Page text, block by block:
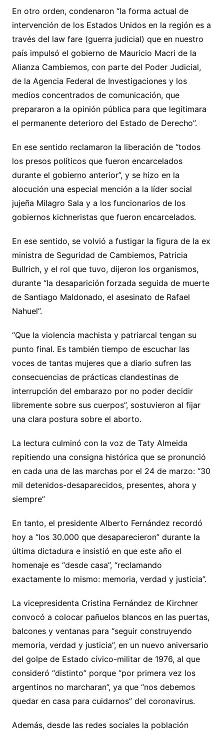
En otro orden, condenaron “la forma actual de
intervención de los Estados Unidos en la región es a
través del law fare (guerra judicial) que en nuestro
país impulsó el gobierno de Mauricio Macri de la
Alianza Cambiemos, con parte del Poder Judicial,
de la Agencia Federal de Investigaciones y los
medios concentrados de comunicación, que
prepararon a la opinión pública para que legitimara
el permanente deterioro del Estado de Derecho”.
En ese sentido reclamaron la liberación de “todos
los presos políticos que fueron encarcelados
durante el gobierno anterior”, y se hizo en la
alocución una especial mención a la líder social
jujeña Milagro Sala y a los funcionarios de los
gobiernos kichneristas que fueron encarcelados.
En ese sentido, se volvió a fustigar la figura de la ex
ministra de Seguridad de Cambiemos, Patricia
Bullrich, y el rol que tuvo, dijeron los organismos,
durante “la desaparición forzada seguida de muerte
de Santiago Maldonado, el asesinato de Rafael
Nahuel”.
“Que la violencia machista y patriarcal tengan su
punto final. Es también tiempo de escuchar las
voces de tantas mujeres que a diario sufren las
consecuencias de prácticas clandestinas de
interrupción del embarazo por no poder decidir
libremente sobre sus cuerpos”, sostuvieron al fijar
una clara postura sobre el aborto.
La lectura culminó con la voz de Taty Almeida
repitiendo una consigna histórica que se pronunció
en cada una de las marchas por el 24 de marzo: “30
mil detenidos-desaparecidos, presentes, ahora y
siempre”
En tanto, el presidente Alberto Fernández recordó
hoy a “los 30.000 que desaparecieron” durante la
última dictadura e insistió en que este año el
homenaje es “desde casa”, “reclamando
exactamente lo mismo: memoria, verdad y justicia”.
La vicepresidenta Cristina Fernández de Kirchner
convocó a colocar pañuelos blancos en las puertas,
balcones y ventanas para “seguir construyendo
memoria, verdad y justicia”, en un nuevo aniversario
del golpe de Estado cívico-militar de 1976, al que
consideró “distinto” porque “por primera vez los
argentinos no marcharan”, ya que “nos debemos
quedar en casa para cuidarnos” del coronavirus.
Además, desde las redes sociales la población